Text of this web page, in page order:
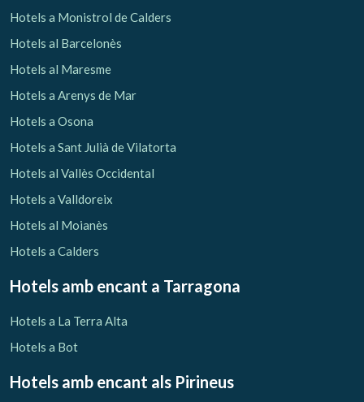
Hotels a Monistrol de Calders
Hotels al Barcelonès
Hotels al Maresme
Hotels a Arenys de Mar
Hotels a Osona
Hotels a Sant Julià de Vilatorta
Hotels al Vallès Occidental
Hotels a Valldoreix
Hotels al Moianès
Hotels a Calders
Hotels amb encant a Tarragona
Hotels a La Terra Alta
Hotels a Bot
Hotels amb encant als Pirineus